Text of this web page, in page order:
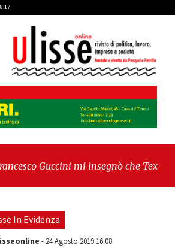
Guccini mi insegnò che Tex Willer era
al momento del voto"
In Evidenza
- 24 Agosto 2019 16:08